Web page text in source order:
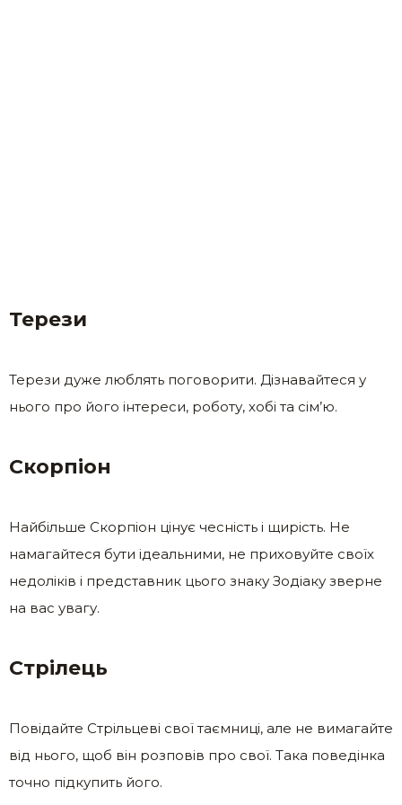
Терези
Терези дуже люблять поговорити. Дізнавайтеся у
нього про його інтереси, роботу, хобі та сім’ю.
Скорпіон
Найбільше Скорпіон цінує чесність і щирість. Не
намагайтеся бути ідеальними, не приховуйте своїх
недоліків і представник цього знаку Зодіаку зверне
на вас увагу.
Стрілець
Повідайте Стрільцеві свої таємниці, але не вимагайте
від нього, щоб він розповів про свої. Така поведінка
точно підкупить його.